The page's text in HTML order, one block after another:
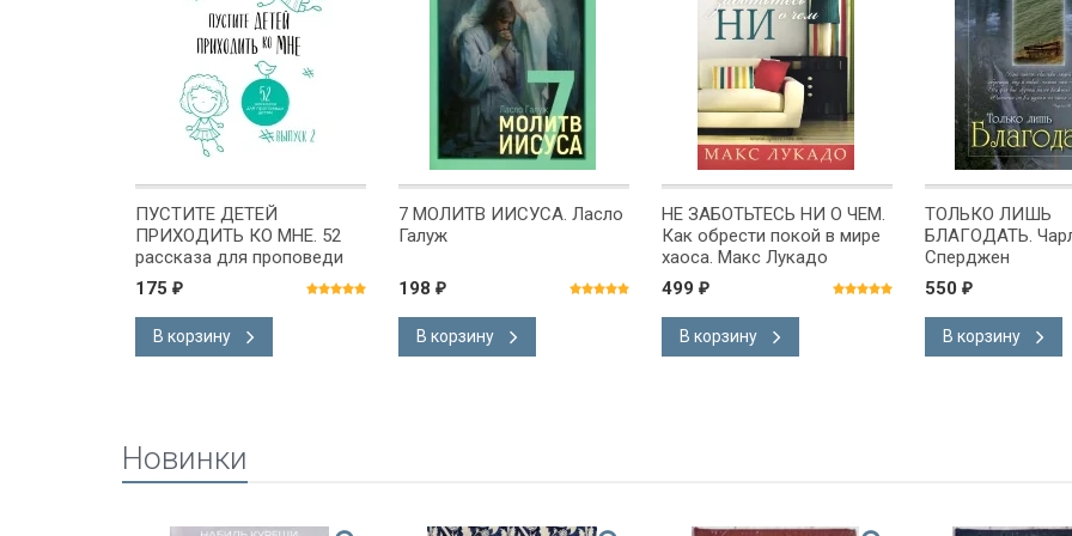
ПУСТИТЕ ДЕТЕЙ
ПРИХОДИТЬ КО МНЕ. 52
рассказа для проповеди
детям. Выпуск 2. Ирина
Яворовская
175 ₽
В корзину
7 МОЛИТВ ИИСУСА. Ласло
Галуж
198 ₽
В корзину
НЕ ЗАБОТЬТЕСЬ НИ О ЧЕМ.
Как обрести покой в мире
хаоса. Макс Лукадо
499 ₽
В корзину
ТОЛЬКО ЛИШЬ
БЛАГОДАТЬ.
Сперджен
550 ₽
В корзину
Новинки